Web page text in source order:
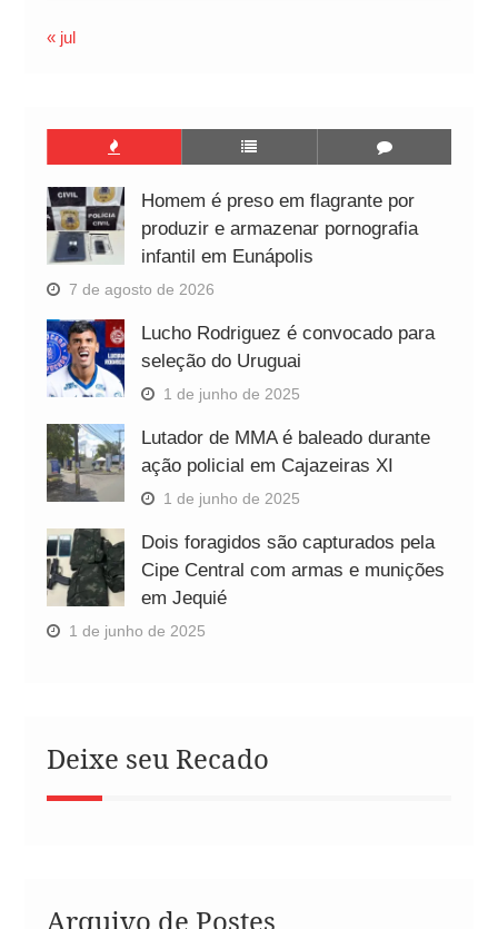
« jul
Homem é preso em flagrante por
produzir e armazenar pornografia
infantil em Eunápolis
7 de agosto de 2026
Lucho Rodriguez é convocado para
seleção do Uruguai
1 de junho de 2025
Lutador de MMA é baleado durante
ação policial em Cajazeiras XI
1 de junho de 2025
Dois foragidos são capturados pela
Cipe Central com armas e munições
em Jequié
1 de junho de 2025
Deixe seu Recado
Arquivo de Postes